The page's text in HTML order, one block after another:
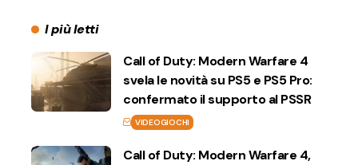
I più letti
Call of Duty: Modern Warfare 4
svela le novità su PS5 e PS5 Pro:
confermato il supporto al PSSR
VIDEOGIOCHI
Call of Duty: Modern Warfare 4,